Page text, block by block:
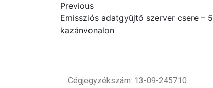
Previous
Emissziós adatgyűjtő szerver csere – 5
kazánvonalon
Cégjegyzékszám: 13-09-245710